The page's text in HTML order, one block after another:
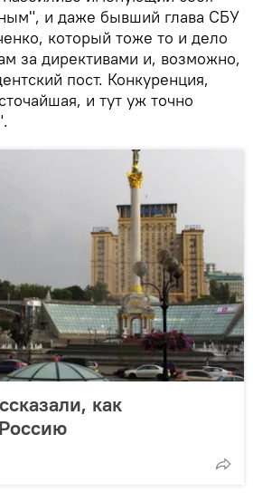
и даже бывший глава СБУ
который тоже то и дело
за директивами и, возможно,
пост. Конкуренция,
и тут уж точно
как